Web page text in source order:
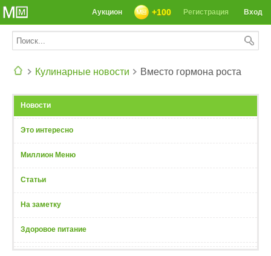
СЕГОДНЯ: 39142 РЕЦЕПТА
Вход
Регистрация
+100
Аукцион
Кулинарные новости Вместо гормона роста
Новости
Это интересно
Миллион Меню
Статьи
На заметку
Здоровое питание